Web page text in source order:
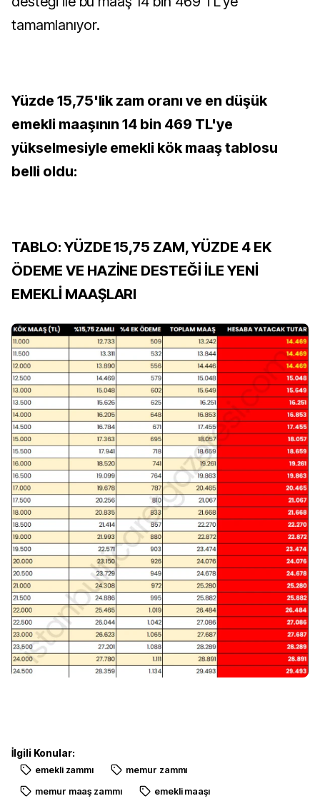
tamamlanıyor.
Yüzde 15,75'lik zam oranı ve en düşük
emekli maaşının 14 bin 469 TL'ye
yükselmesiyle emekli kök maaş tablosu
belli oldu:
TABLO: YÜZDE 15,75 ZAM, YÜZDE 4 EK
ÖDEME VE HAZİNE DESTEĞİ İLE YENİ
EMEKLİ MAAŞLARI
İlgili Konular:
emekli zammı
memur zammı
memur maaş zammı
emekli maaşı